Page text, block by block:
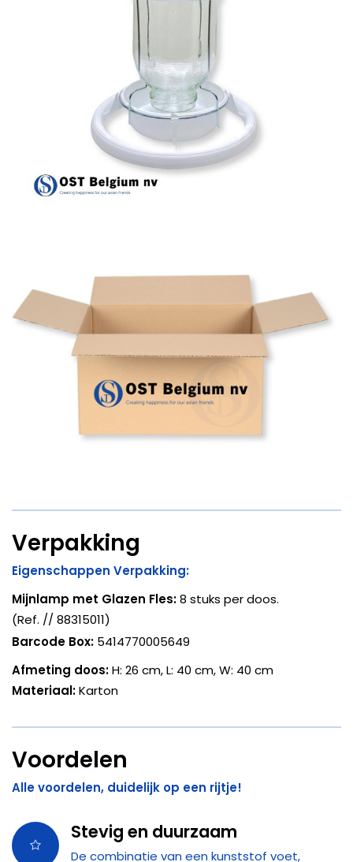
Verpakking
Eigenschappen Verpakking:
Mijnlamp met Glazen Fles:8 stuks per doos.
(Ref. // 88315011)
Barcode Box: 5414770005649
Afmeting doos:H: 26 cm, L: 40 cm, W: 40 cm
Materiaal:Karton
Voordelen
Alle voordelen, duidelijk op een rijtje!
Stevig en duurzaam
De combinatie van een kunststof voet,